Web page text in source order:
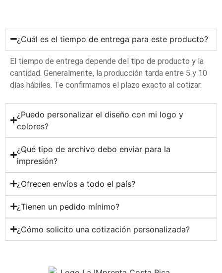
¿Cuál es el tiempo de entrega para este producto?
El tiempo de entrega depende del tipo de producto y la
cantidad. Generalmente, la producción tarda entre 5 y 10
días hábiles. Te confirmamos el plazo exacto al cotizar.
¿Puedo personalizar el diseño con mi logo y
colores?
¿Qué tipo de archivo debo enviar para la
impresión?
¿Ofrecen envíos a todo el país?
¿Tienen un pedido mínimo?
¿Cómo solicito una cotización personalizada?